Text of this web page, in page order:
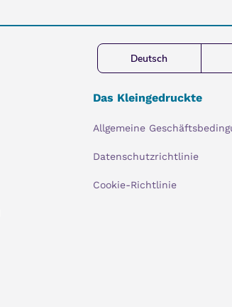
Deutsch
Das Kleingedruckte
Allgemeine
Datenschutzrichtlinie
Cookie-Richtlinie